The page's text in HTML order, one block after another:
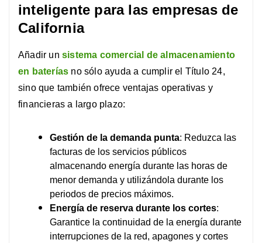
inteligente para las empresas de
California
Añadir un sistema comercial de almacenamiento
en baterías no sólo ayuda a cumplir el Título 24,
sino que también ofrece ventajas operativas y
financieras a largo plazo:
Gestión de la demanda punta: Reduzca las
facturas de los servicios públicos
almacenando energía durante las horas de
menor demanda y utilizándola durante los
periodos de precios máximos.
Energía de reserva durante los cortes:
Garantice la continuidad de la energía durante
interrupciones de la red, apagones y cortes